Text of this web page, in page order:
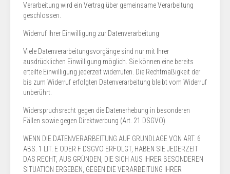
Verarbeitung wird ein Vertrag über gemeinsame Verarbeitung
geschlossen.
Widerruf Ihrer Einwilligung zur Datenverarbeitung
Viele Datenverarbeitungsvorgänge sind nur mit Ihrer
ausdrücklichen Einwilligung möglich. Sie können eine bereits
erteilte Einwilligung jederzeit widerrufen. Die Rechtmäßigkeit der
bis zum Widerruf erfolgten Datenverarbeitung bleibt vom Widerruf
unberührt.
Widerspruchsrecht gegen die Datenerhebung in besonderen
Fällen sowie gegen Direktwerbung (Art. 21 DSGVO)
WENN DIE DATENVERARBEITUNG AUF GRUNDLAGE VON ART. 6
ABS. 1 LIT. E ODER F DSGVO ERFOLGT, HABEN SIE JEDERZEIT
DAS RECHT, AUS GRÜNDEN, DIE SICH AUS IHRER BESONDEREN
SITUATION ERGEBEN, GEGEN DIE VERARBEITUNG IHRER